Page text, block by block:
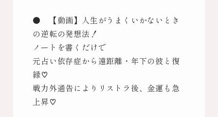
● 【動画】人生がうまくいかないとき
の逆転の発想法！
ノートを書くだけで
元占い依存症から遠距離・年下の彼と復
縁♡
戦力外通告によりリストラ後、金運も急
上昇♡